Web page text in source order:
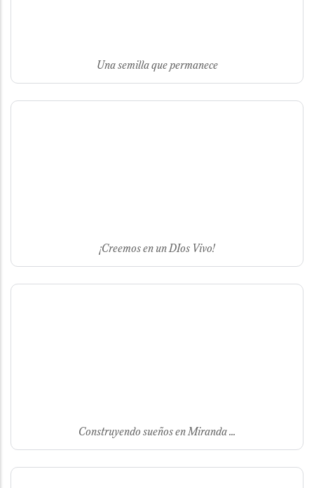
Una semilla que permanece
¡Creemos en un DIos Vivo!
Construyendo sueños en Miranda ...